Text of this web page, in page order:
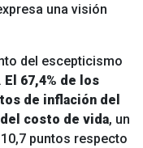
una visión
del escepticismo
El 67,4% de los
de inflación del
costo de vida, un
puntos respecto